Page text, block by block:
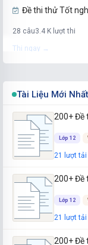
Đề thi thử Tốt
28 câu3.4 K lượt thi
Thi ngay →
28 câu 5.4 K lượt thi
Thi ngay →
Đề thi thử Tốt
5 K lượt thi
Đề thi thử Tốt
1.6 K lượt thi
Tài Liệu Mới
200+ Đề
Lớp 12
21 lượt tải
200+ Đề
Lớp 12
21 lượt tải
200+ Đề